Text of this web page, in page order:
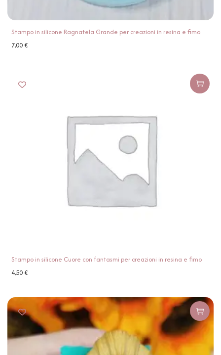
Stampo in silicone Ragnatela Grande per creazioni in resina e fimo
7,00€
Stampo in silicone Cuore con fantasmi per creazioni in resina e fimo
4,50€